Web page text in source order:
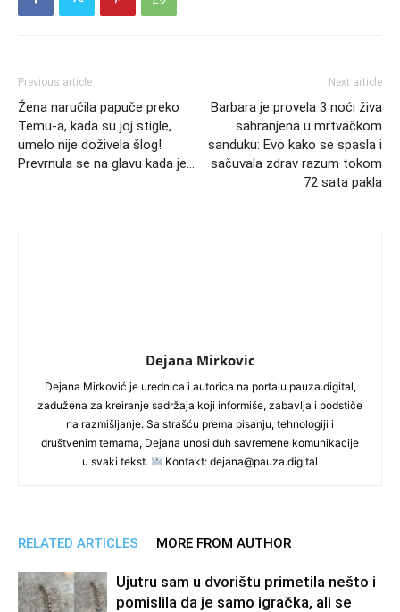
Previous article
Žena naručila papuče preko
Temu-a, kada su joj stigle,
umelo nije doživela šlog!
Prevrnula se na glavu kada je…
Next article
Barbara je provela 3 noći živa
sahranjena u mrtvačkom
sanduku: Evo kako se spasla i
sačuvala zdrav razum tokom
72 sata pakla
Dejana Mirkovic
Dejana Mirković je urednica i autorica na portalu pauza.digital,
zadužena za kreiranje sadržaja koji informiše, zabavlja i podstiče
na razmišljanje. Sa strašću prema pisanju, tehnologiji i
društvenim temama, Dejana unosi duh savremene komunikacije
u svaki tekst.
Kontakt: dejana@pauza.digital
RELATED ARTICLES MORE FROM AUTHOR
Ujutru sam u dvorištu primetila nešto i
pomislila da je samo igračka, ali se